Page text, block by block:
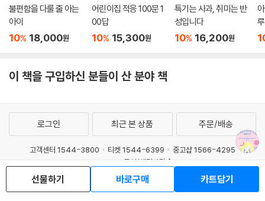
불편함을 다룰 줄 아는
아이
10% 18,000원
어린이집 적응 100문 1
00답
10% 15,300원
특기는 사과, 취미는 반
성입니다
10% 16,200원
이 책을 구입하신 분들이 산 분야 책
선물하기 바로구매 카트담기
로그인 최근 본 상품 주문/배송
고객센터 1544-3800 티켓 1544-6399
중고샵 1566-4295
eBook 1:1문의/채팅상담
예스이십사(주) 사업자 정보